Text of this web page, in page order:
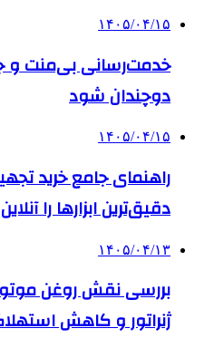
۱۴۰۵/۰۴/۱۵
خدمت‌رسانی بی‌منت و
دوچندان شود
۱۴۰۵/۰۴/۱۵
راهنمای جامع خرید
دقیق‌ترین ابزارها را
۱۴۰۵/۰۴/۱۳
بررسی نقش روغن
ژنراتور و کاهش